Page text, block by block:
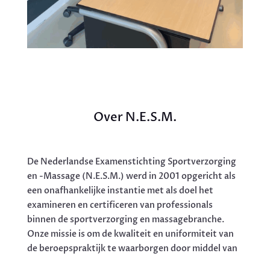
Over N.E.S.M.
De Nederlandse Examenstichting Sportverzorging
en -Massage (N.E.S.M.) werd in 2001 opgericht als
een onafhankelijke instantie met als doel het
examineren en certificeren van professionals
binnen de sportverzorging en massagebranche.
Onze missie is om de kwaliteit en uniformiteit van
de beroepspraktijk te waarborgen door middel van